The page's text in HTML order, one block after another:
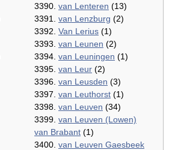
3390. van Lenteren (13)
3391. van Lenzburg (2)
3392. Van Lerius (1)
3393. van Leunen (2)
3394. van Leuningen (1)
3395. van Leur (2)
3396. van Leusden (3)
3397. van Leuthorst (1)
3398. van Leuven (34)
3399. van Leuven (Lowen)
van Brabant (1)
3400. van Leuven Gaesbeek